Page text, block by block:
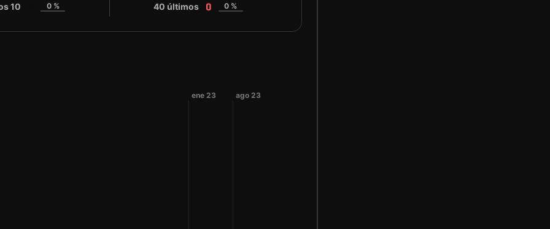
10 0 % 40 últimos 0 0 %
ene 23 ago 23